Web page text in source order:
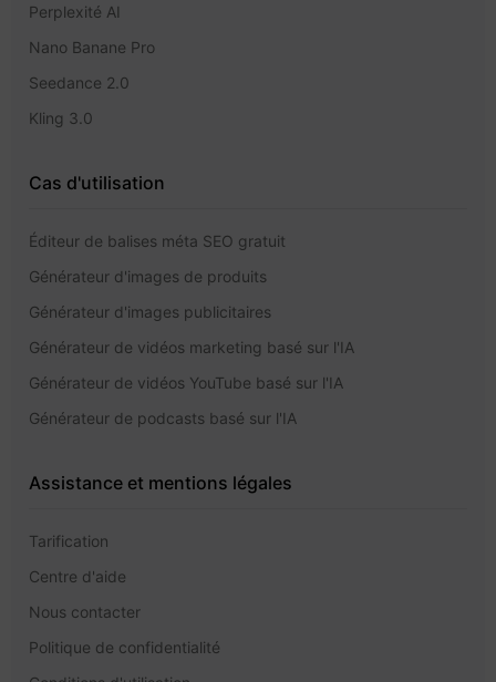
Perplexité AI
Nano Banane Pro
Seedance 2.0
Kling 3.0
Cas d'utilisation
Éditeur de balises méta SEO gratuit
Générateur d'images de produits
Générateur d'images publicitaires
Générateur de vidéos marketing basé sur l'IA
Générateur de vidéos YouTube basé sur l'IA
Générateur de podcasts basé sur l'IA
Assistance et mentions légales
Tarification
Centre d'aide
Nous contacter
Politique de confidentialité